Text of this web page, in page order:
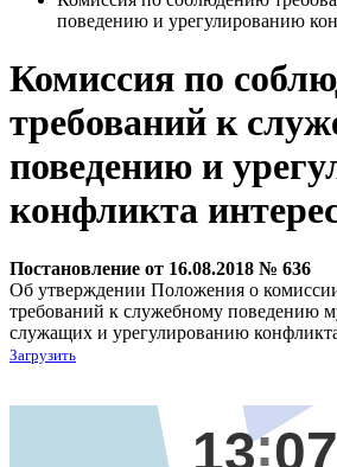
поведению и урегулированию
Комиссия по
требований к
поведению и
конфликта
Постановление от 16.08.2018 № 636
Об утверждении Положения о
требований к служебному поведению
служащих и урегулированию
Загрузить
13 07